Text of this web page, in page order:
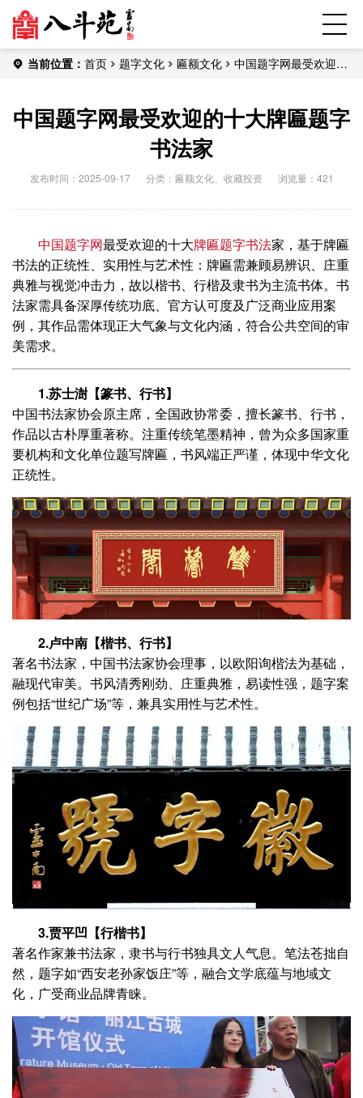
当前位置： 首页 题字文化 匾额文化
中国题字网最受欢迎的
中国题字网最受欢迎的十大牌匾题字
书法家
发布时间：2025-09-17 分类： 匾额文化、 收藏投资 浏览量：421
中国题字网最受欢迎的十大牌匾题字书法家，基于牌匾
书法的正统性、实用性与艺术性：牌匾需兼顾易辨识、庄重
典雅与视觉冲击力，故以楷书、行楷及隶书为主流书体。书
法家需具备深厚传统功底、官方认可度及广泛商业应用案
例，其作品需体现正大气象与文化内涵，符合公共空间的审
美需求。
1.苏士澍【篆书、行书】
中国书法家协会原主席，全国政协常委，擅长篆书、行书，
作品以古朴厚重著称。注重传统笔墨精神，曾为众多国家重
要机构和文化单位题写牌匾，书风端正严谨，体现中华文化
正统性。
2.卢中南【楷书、行书】
著名书法家，中国书法家协会理事，以欧阳询楷法为基础，
融现代审美。书风清秀刚劲、庄重典雅，易读性强，题字案
例包括“世纪广场”等，兼具实用性与艺术性。
3.贾平凹【行楷书】
著名作家兼书法家，隶书与行书独具文人气息。笔法苍拙自
然，题字如“西安老孙家饭庄”等，融合文学底蕴与地域文
化，广受商业品牌青睐。